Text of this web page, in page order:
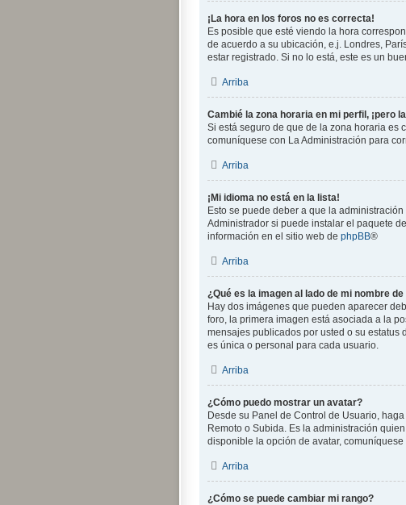
¡La hora en los foros no es correcta!
Es posible que esté viendo la hora
de acuerdo a su ubicación, e.j. Londres,
estar registrado. Si no lo está, este es un
Arriba
Cambié la zona horaria en mi perfil, ¡pero
Si está seguro de que de la zona horaria es
comuníquese con La Administración para
Arriba
¡Mi idioma no está en la lista!
Esto se puede deber a que la
Administrador si puede instalar el paquete
información en el sitio web de phpBB®
Arriba
¿Qué es la imagen al lado de mi nombre
Hay dos imágenes que pueden aparecer
foro, la primera imagen está asociada a la
mensajes publicados por usted o su estatus
es única o personal para cada usuario.
Arriba
¿Cómo puedo mostrar un avatar?
Desde su Panel de Control de Usuario,
Remoto o Subida. Es la administración
disponible la opción de avatar,
Arriba
¿Cómo se puede cambiar mi rango?